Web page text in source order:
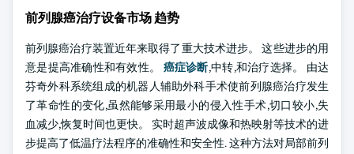
前列腺癌治疗设备市场 趋势
前列腺癌治疗装置近年来取得了重大技术进步。 这些进步的用
意是提高准确性和有效性。 癌症诊断,中转,和治疗选择。 由达
芬奇外科系统组成的机器人辅助外科手术使前列腺癌治疗发生
了革命性的变化,虽然能够采用最小的侵入性手术,切口较小,失
血减少,恢复时间也更快。 实时超声波成像和热映射等技术的进
步提高了低温疗法程序的准确性和安全性. 这种方法对局部前列